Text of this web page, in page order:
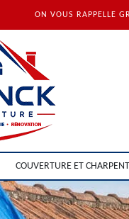
ON VOUS RAPPELLE
COUVERTURE ET